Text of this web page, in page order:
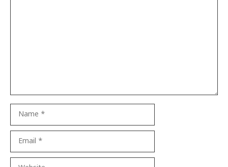
Website